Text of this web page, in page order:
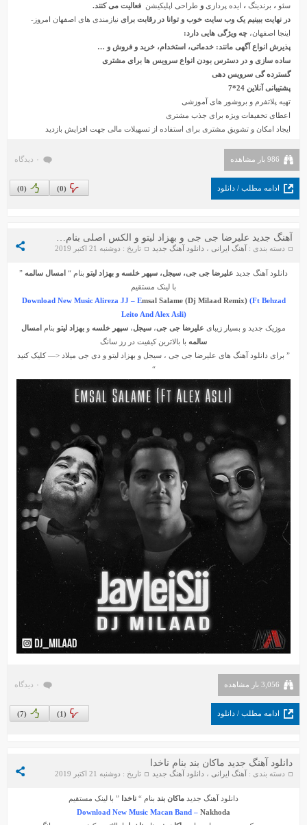
سئو ، برندینگ ، ایده پردازی و طراحی اپلیکیشن فعالیت می کنند.
در نهایت ببینیم یک وب سایت خوب و توانا در رقابت برای نیازمندی های اصفهان امروز-
اینجا اصفهان، چه ویژگی هایی دارد:
پذیرش انواع آگهی مانند: خدماتی، استخدام، خرید و فروش و …
ساده سازی و در دسترس بودن انواع سرویس ها برای مشتری
گسترده گی سرویس دهی
پشتیبانی آنلاین 24*7
تهیه پلاتفرم و بروشور های آموزشی
اعطای تخفیفات ویژه برای جذب مشتری
ایجاد امکان و تشویق مشتری برای استفاده از تسهیلات مالی جهت افزایش بازدید
986 بار مشاهده ۰ دیدگاه
ادامه مطلب / دانلود (
0
) (
0
)
دسته بندی :آهنگ ایرانی ، دانلود آهنگ جدید تاریخ : دوشنبه 21 اکتبر 2019
دانلود آهنگ جدید علیرضا جی جی، سیجل، سپهر خلسه و بهزاد لیتو بنام “ امسال سالمه ”
با لینک مستقیم
Download New Music Alireza JJ – Emsal Salame (Dj Milaad Remix)(Ft Behzad
Leito And Alex Asli)
موزیک جدید و بسیار زیبای علیرضا جی جی، سیجل، سپهر خلسه و بهزاد لیتو بنام امسال
سالمه با بالاترین کیفیت در رز سانگ
” برای دانلود آهنگ های علیرضا جی جی ، سیجل و بهزاد لیتو و دی جی میلاد <— کلیک کنید
“
3,056 بار مشاهده ۰ دیدگاه
ادامه مطلب / دانلود (
7
) (
1
)
دانلود آهنگ جدید ماکان بند بنام ناخدا
دسته بندی :آهنگ ایرانی ، دانلود آهنگ جدید تاریخ : دوشنبه 21 اکتبر 2019
دانلود آهنگ جدید ماکان بند بنام “ ناخدا ” با لینک مستقیم
Download New Music Macan Band – Nakhoda